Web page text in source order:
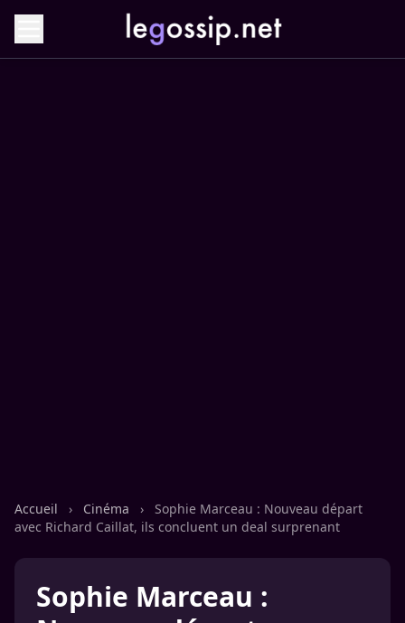
Accueil › Cinéma ›
Sophie Marceau : Nouveau départ
avec Richard Caillat, ils concluent un deal surprenant
Sophie Marceau :